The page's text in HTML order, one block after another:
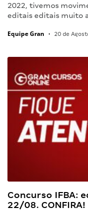
2022, tivemos
editais editais muito
Equipe Gran • 20 de
Concurso IFBA:
22/08. CONFIRA!